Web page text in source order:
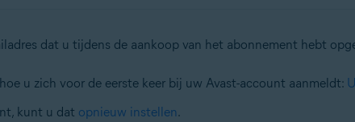
dat u tijdens de aankoop van het abonnement hebt
u zich voor de eerste keer bij uw Avast-account aanmeldt:
kunt u dat opnieuw instellen.